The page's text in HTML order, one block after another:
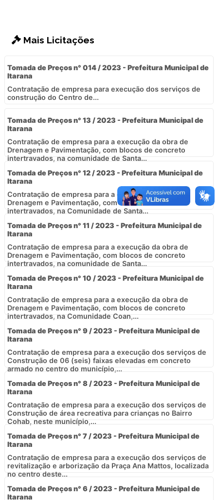
Mais Licitações
Tomada de Preços n° 014 / 2023 - Prefeitura Municipal de
Itarana
Contratação de empresa para execução dos serviços de
construção do Centro de...
Tomada de Preços n° 13 / 2023 - Prefeitura Municipal de
Itarana
Contratação de empresa para a execução da obra de
Drenagem e Pavimentação, com blocos de concreto
intertravados, na comunidade de Santa...
Tomada de Preços n° 12 / 2023 - Prefeitura Municipal de
Itarana
Contratação de empresa para a execução da obra de
Drenagem e Pavimentação, com blocos de concreto
intertravados, na Comunidade de Santa...
Tomada de Preços n° 11 / 2023 - Prefeitura Municipal de
Itarana
Contratação de empresa para a execução da obra de
Drenagem e Pavimentação, com blocos de concreto
intertravados, na comunidade de Santa...
Tomada de Preços n° 10 / 2023 - Prefeitura Municipal de
Itarana
Contratação de empresa para a execução da obra de
Drenagem e Pavimentação, com blocos de concreto
intertravados, na Comunidade Coan,...
Tomada de Preços n° 9 / 2023 - Prefeitura Municipal de
Itarana
Contratação de empresa para a execução dos serviços de
Construção de 06 (seis) faixas elevadas em concreto
armado no centro do município,...
Tomada de Preços n° 8 / 2023 - Prefeitura Municipal de
Itarana
Contratação de empresa para a execução dos serviços de
Construção de área recreativa para crianças no Bairro
Cohab, neste município,...
Tomada de Preços n° 7 / 2023 - Prefeitura Municipal de
Itarana
Contratação de empresa para a execução dos serviços de
revitalização e arborização da Praça Ana Mattos, localizada
no centro deste...
Tomada de Preços n° 6 / 2023 - Prefeitura Municipal de
Itarana